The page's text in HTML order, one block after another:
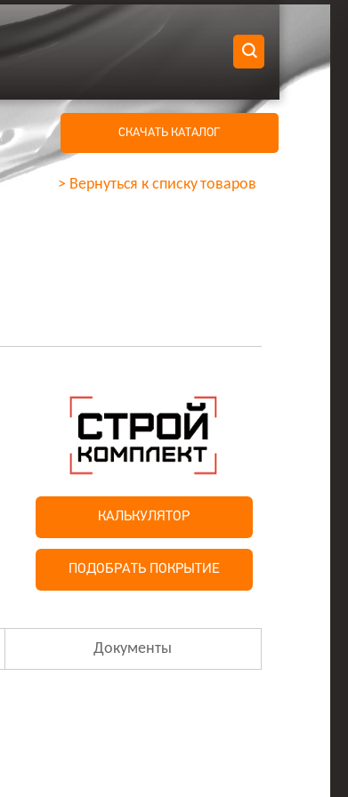
СКАЧАТЬ КАТАЛОГ
> Вернуться к списку товаров
КАЛЬКУЛЯТОР
ПОДОБРАТЬ ПОКРЫТИЕ
Документы